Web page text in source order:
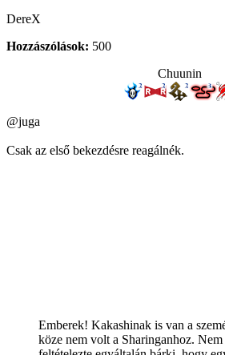
DereX
Hozzászólások: 500
Chuunin
@juga
Csak az első bekezdésre reagálnék.
Emberek! Kakashinak is van a
köze nem volt a Sharinganhoz.